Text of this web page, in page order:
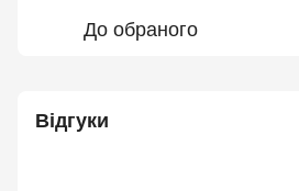
До обраного
Відгуки